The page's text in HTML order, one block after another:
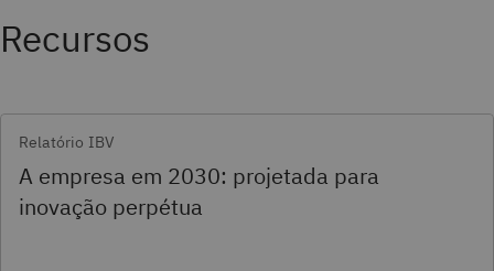
Recursos
Relatório IBV
A empresa em 2030: projetada para
inovação perpétua